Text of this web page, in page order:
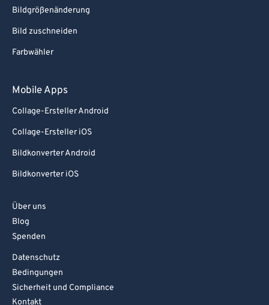
Bildgrößenänderung
Bild zuschneiden
Farbwähler
Mobile Apps
Collage-Ersteller Android
Collage-Ersteller iOS
Bildkonverter Android
Bildkonverter iOS
Über uns
Blog
Spenden
Datenschutz
Bedingungen
Sicherheit und Compliance
Kontakt